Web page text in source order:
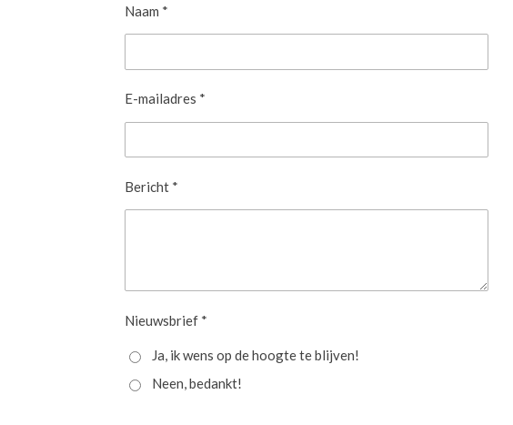
Naam *
E-mailadres *
Bericht *
Nieuwsbrief *
Ja, ik wens op de hoogte te blijven!
Neen, bedankt!